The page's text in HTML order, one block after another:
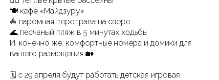
🍽️ кафе «Майдзуру»
⛵️ паромная переправа на озере
🌊 песчаный пляж в 5 минутах ходьбы
И, конечно же, комфортные номера и домики для
вашего размещения 🏡
🗓️ с 29 апреля будут работать детская игровая